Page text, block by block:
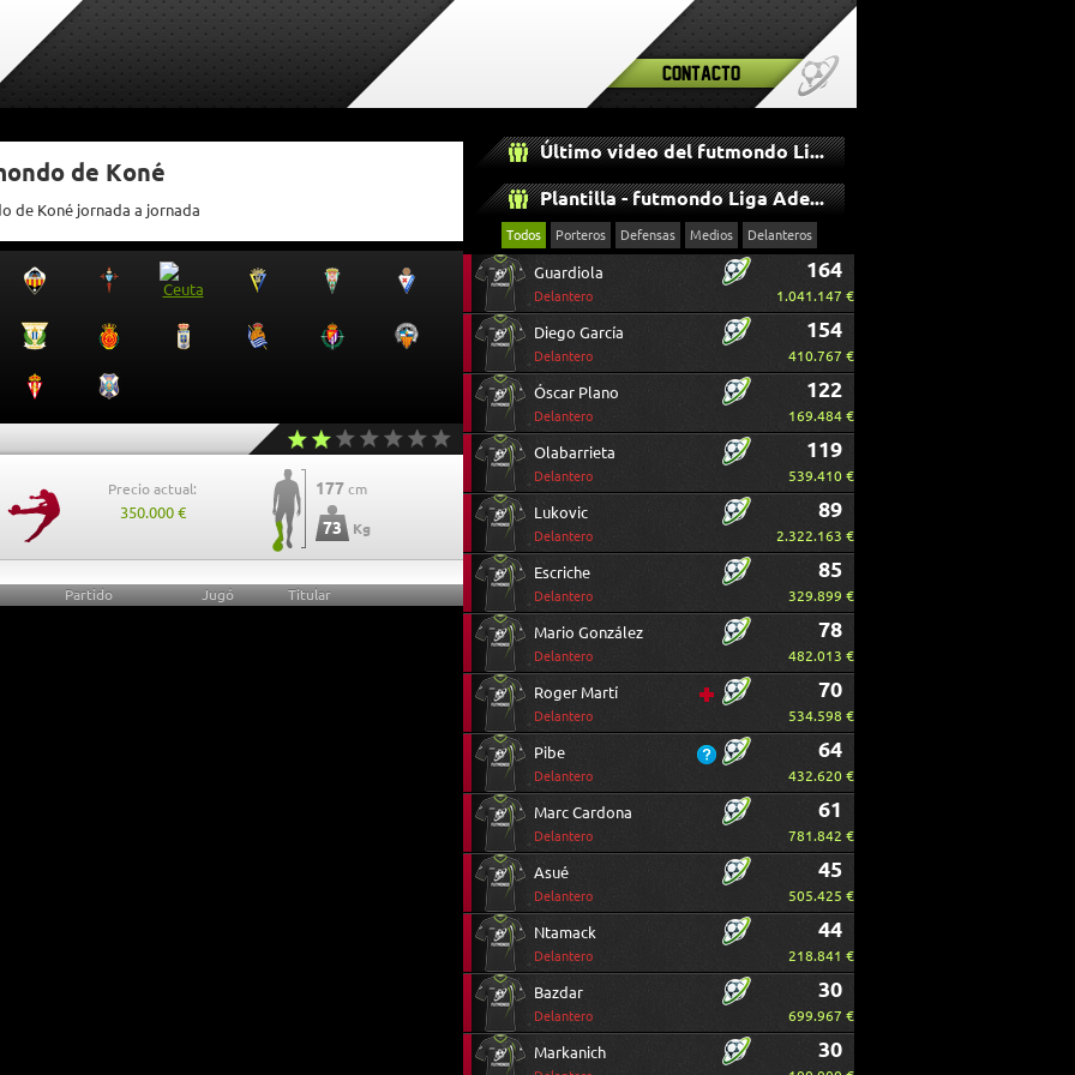
Contacto
de Koné
de Koné jornada a jornada
Precio actual:
350.000 €
177 cm
73 Kg
Partido Jugó Titular
Último video del futmondo Liga Adelante
Plantilla - futmondo Liga Adelante
Todos Porteros Defensas Medios Delanteros
Guardiola
Delantero
164
1.041.147 €
Diego García
Delantero
154
410.767 €
Óscar Plano
Delantero
122
169.484 €
Olabarrieta
Delantero
119
539.410 €
Lukovic
Delantero
89
2.322.163 €
Escriche
Delantero
85
329.899 €
Mario González
Delantero
78
482.013 €
Roger Martí
Delantero
70
534.598 €
Pibe
Delantero
64
432.620 €
Marc Cardona
Delantero
61
781.842 €
Asué
Delantero
45
505.425 €
Ntamack
Delantero
44
218.841 €
Bazdar
Delantero
30
699.967 €
Markanich 30